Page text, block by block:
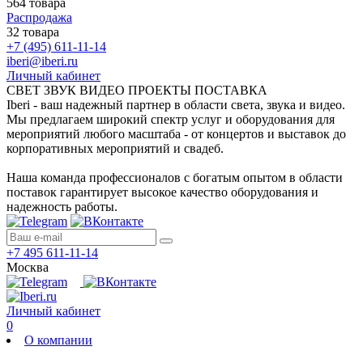
Распродажа
32 товара
+7 (495) 611-11-14
iberi@iberi.ru
Личный кабинет
СВЕТ ЗВУК ВИДЕО ПРОЕКТЫ ПОСТАВКА
Iberi - ваш надежный партнер в области света, звука и видео.
Мы предлагаем широкий спектр услуг и оборудования для
мероприятий любого масштаба - от концертов и выставок до
корпоративных мероприятий и свадеб.
Наша команда профессионалов с богатым опытом в области
поставок гарантирует высокое качество оборудования и
надежность работы.
+7 495 611-11-14
Москва
Личный кабинет
0
О компании